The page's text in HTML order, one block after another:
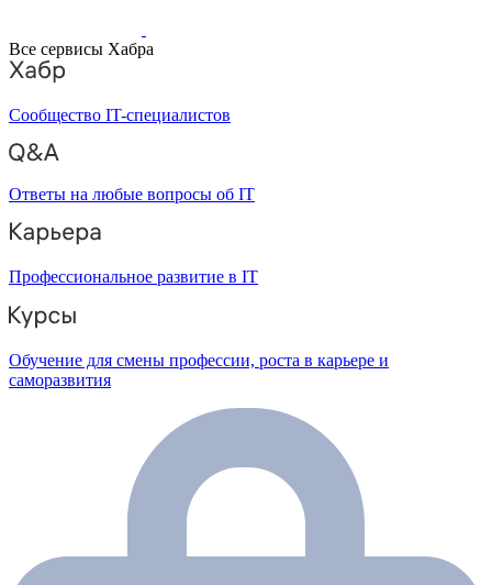
Все сервисы Хабра
Сообщество IT-специалистов
Ответы на любые вопросы об IT
Профессиональное развитие в IT
Обучение для смены профессии, роста в карьере и
саморазвития